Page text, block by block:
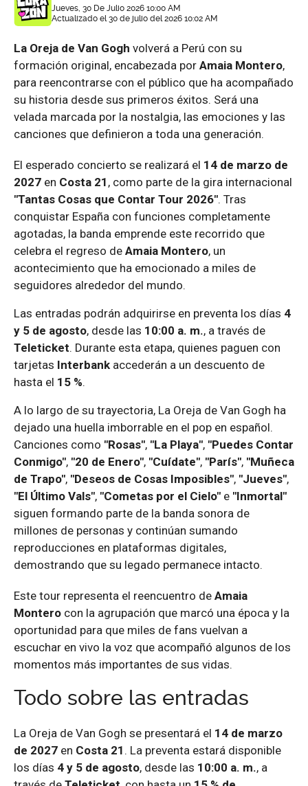
Jueves, 30 De Julio 2026 10:00 AM
Actualizado el 30 de julio del 2026 10:02 AM
La Oreja de Van Gogh volverá a Perú con su
formación original, encabezada por Amaia Montero,
para reencontrarse con el público que ha acompañado
su historia desde sus primeros éxitos. Será una
velada marcada por la nostalgia, las emociones y las
canciones que definieron a toda una generación.
El esperado concierto se realizará el 14 de marzo de
2027 en Costa 21 , como parte de la gira internacional
"Tantas Cosas que Contar Tour 2026". Tras
conquistar España con funciones completamente
agotadas, la banda emprende este recorrido que
celebra el regreso de Amaia Montero, un
acontecimiento que ha emocionado a miles de
seguidores alrededor del mundo.
Las entradas podrán adquirirse en preventa los días 4
y 5 de agosto, desde las 10:00 a. m., a través de
Teleticket. Durante esta etapa, quienes paguen con
tarjetas Interbank accederán a un descuento de
hasta el 15 %.
A lo largo de su trayectoria, La Oreja de Van Gogh ha
dejado una huella imborrable en el pop en español.
Canciones como "Rosas", "La Playa", "Puedes Contar
Conmigo", "20 de Enero", "Cuídate", "París", "Muñeca
de Trapo", "Deseos de Cosas Imposibles", "Jueves",
"El Último Vals", "Cometas por el Cielo" e "Inmortal"
siguen formando parte de la banda sonora de
millones de personas y continúan sumando
reproducciones en plataformas digitales,
demostrando que su legado permanece intacto.
Este tour representa el reencuentro de Amaia
Montero con la agrupación que marcó una época y la
oportunidad para que miles de fans vuelvan a
escuchar en vivo la voz que acompañó algunos de los
momentos más importantes de sus vidas.
Todo sobre las entradas
La Oreja de Van Gogh se presentará el 14 de marzo
de 2027 en Costa 21 . La preventa estará disponible
los días 4 y 5 de agosto, desde las 10:00 a. m., a